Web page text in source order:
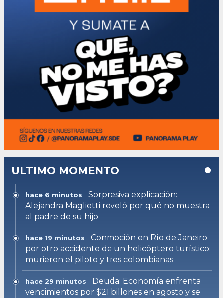
ULTIMO MOMENTO
hace 6 minutos
Sorpresiva explicación:
Alejandra Maglietti reveló por qué no muestra
al padre de su hijo
hace 19 minutos
Conmoción en Río de Janeiro
por otro accidente de un helicóptero turístico:
murieron el piloto y tres colombianas
hace 29 minutos
Deuda: Economía enfrenta
vencimientos por $21 billones en agosto y se